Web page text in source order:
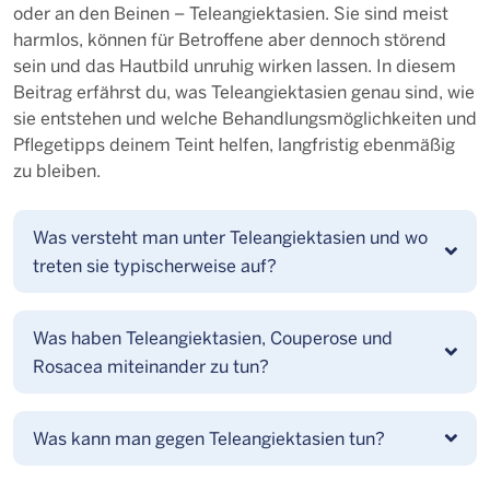
oder an den Beinen – Teleangiektasien. Sie sind meist
harmlos, können für Betroffene aber dennoch störend
sein und das Hautbild unruhig wirken lassen. In diesem
Beitrag erfährst du, was Teleangiektasien genau sind, wie
sie entstehen und welche Behandlungsmöglichkeiten und
Pflegetipps deinem Teint helfen, langfristig ebenmäßig
zu bleiben.
Was versteht man unter Teleangiektasien und wo
treten sie typischerweise auf?
Was haben Teleangiektasien, Couperose und
Rosacea miteinander zu tun?
Was kann man gegen Teleangiektasien tun?